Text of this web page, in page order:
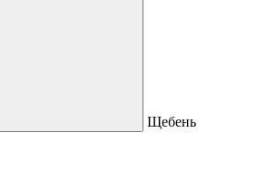
Щебень